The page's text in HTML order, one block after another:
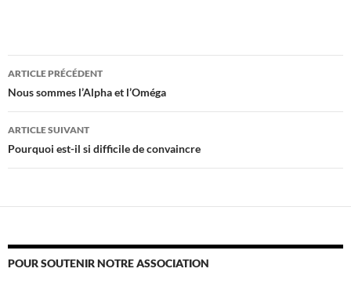
Navigation
des
articles
ARTICLE PRÉCÉDENT
Nous sommes l’Alpha et l’Oméga
ARTICLE SUIVANT
Pourquoi est-il si difficile de convaincre
POUR SOUTENIR NOTRE ASSOCIATION